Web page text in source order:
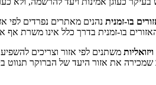
בו-זמנית נהנים מאתרים נפרדים לפי
בו-זמנית בדרך כלל אינו משרת
משתנים לפי אזור וצריכים
את אזור היעד של הברוקר תנווט